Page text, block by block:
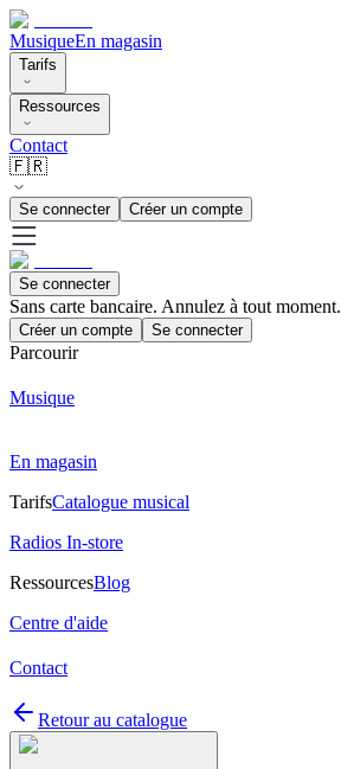
MusiqueEn magasin
Tarifs
Ressources
Contact
🇫🇷
Se connecter Créer un compte
Se connecter
Sans carte bancaire. Annulez à tout moment.
Créer un compte Se connecter
Parcourir
Musique
En magasin
TarifsCatalogue musical
Radios In-store
RessourcesBlog
Centre d'aide
Contact
Retour au catalogue